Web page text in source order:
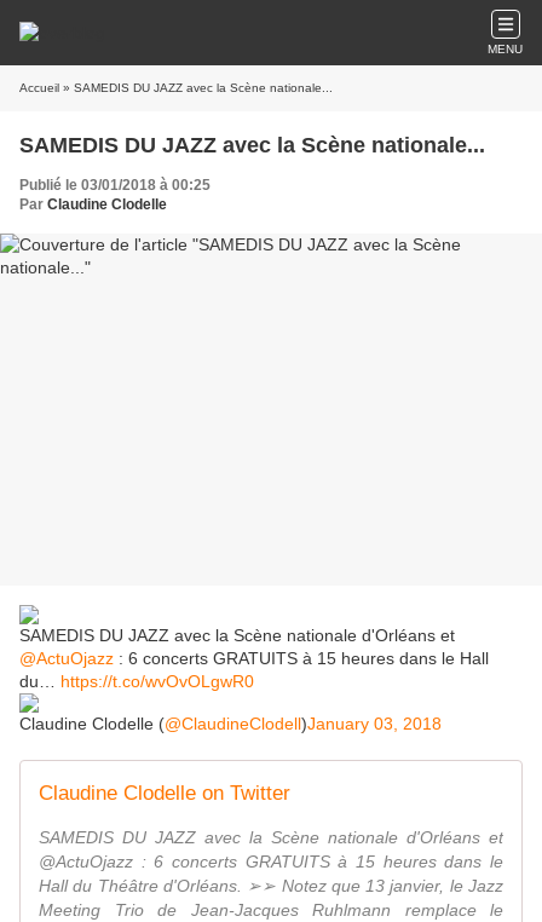
MENU
Accueil » SAMEDIS DU JAZZ avec la Scène nationale...
SAMEDIS DU JAZZ avec la Scène nationale...
Publié le 03/01/2018 à 00:25
Par Claudine Clodelle
SAMEDIS DU JAZZ avec la Scène nationale d'Orléans et
@ActuOjazz : 6 concerts GRATUITS à 15 heures dans le Hall
du… https://t.co/wvOvOLgwR0
Claudine Clodelle (@ClaudineClodell)January 03, 2018
Claudine Clodelle on Twitter
SAMEDIS DU JAZZ avec la Scène nationale d'Orléans et
@ActuOjazz : 6 concerts GRATUITS à 15 heures dans le
Hall du Théâtre d'Orléans. ➢➢ Notez que 13 janvier, le Jazz
Meeting Trio de Jean-Jacques Ruhlmann remplace le